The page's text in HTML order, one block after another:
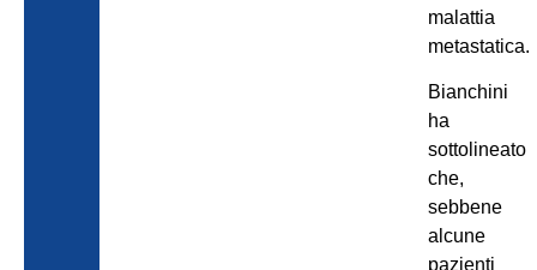
malattia
metastatica.
Bianchini
ha
sottolineato
che,
sebbene
alcune
pazienti